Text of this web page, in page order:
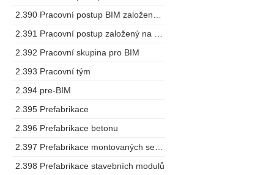
2.392 Pracovní skupina pro BIM
2.393 Pracovní tým
2.394 pre-BIM
2.395 Prefabrikace
2.396 Prefabrikace betonu
2.398 Prefabrikace stavebních modulů